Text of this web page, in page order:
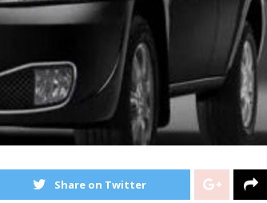
Share on Twitter